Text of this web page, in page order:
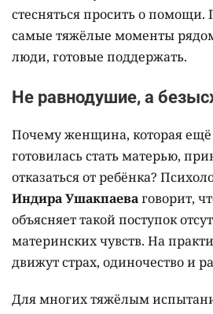
привязывалась к ребёнку.
Позже отец мальчика
поженились, Жанна получила
работать по специальности.
признаётся, что боится даже
сложилась бы её жизнь, если бы
отказалась от сына.
Женщинам, оказавшимся в
Жанна советует не замыкаться
стесняться просить о помощи.
самые тяжёлые моменты рядом
люди, готовые поддержать.